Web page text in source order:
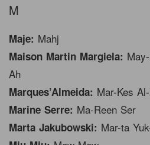
M
Maje: Mahj
Maison Martin Margiela:
Ah
Marques’Almeida: Mar-Kes
Marine Serre: Ma-Reen Ser
Marta Jakubowski: Mar-ta